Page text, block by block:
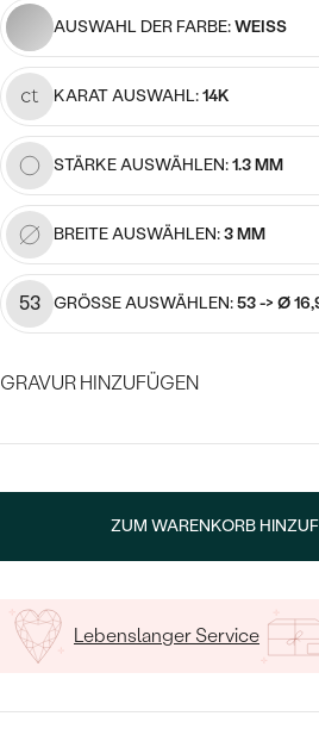
Wave
ANSEHEN
NACH DER FARBE
NACH DER FORM
MASSGEFERTIGTER
DIAMANTEN
Ohrrinnge
ANSEHEN
ANSEHEN
Ringe
AUSWAHL DER FARBE:WEISS
KARAT AUSWAHL:14K
STÄRKE AUSWÄHLEN:1.3 MM
BREITE AUSWÄHLEN:3 MM
53 GRÖSSE AUSWÄHLEN:53 -> Ø
GRAVUR HINZUFÜGEN
ZUM WARENKORB
Lebenslanger Service